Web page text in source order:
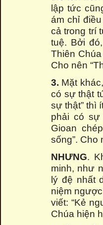
lập tức
ám chỉ
cả trong trí
tuệ. Bởi
Thiên
Cho nên
3. Mặt
có sự thật
sự thật” thì
phải có sự
Gioan
sống”. Cho
NHƯNG.
minh, như
lý đệ nhất
niệm
viết: “Kẻ
Chúa hiện